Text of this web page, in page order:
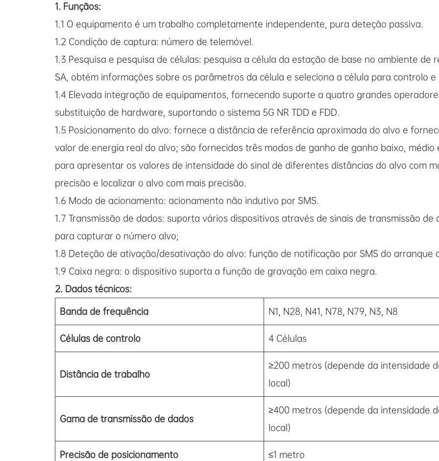
1. Funçãos:
1.1 O equipamento é um trabalho completamente independente, pura deteção passiva.
1.2 Condição de captura: número de telemóvel.
1.3 Pesquisa e pesquisa de células: pesquisa a célula da estação de base no ambiente de
SA, obtém informações sobre os parâmetros da célula e seleciona a célula para controlo e
1.4 Elevada integração de equipamentos, fornecendo suporte a quatro grandes
substituição de hardware, suportando o sistema 5G NR TDD e FDD.
1.5 Posicionamento do alvo: fornece a distância de referência aproximada do alvo e
valor de energia real do alvo; são fornecidos três modos de ganho de ganho baixo, médio
para apresentar os valores de intensidade do sinal de diferentes distâncias do alvo com
precisão e localizar o alvo com mais precisão.
1.6 Modo de acionamento: acionamento não indutivo por SMS.
1.7 Transmissão de dados: suporta vários dispositivos através de sinais de transmissão de
para capturar o número alvo;
1.8 Deteção de ativação/desativação do alvo: função de notificação por SMS do arranque
1.9 Caixa negra: o dispositivo suporta a função de gravação em caixa negra.
2. Dados técnicos:
Banda de frequência
N1, N28, N41, N78, N79, N3, N8
Células de controlo 4 Células
Distância de trabalho
≥200 metros (depende da intensidade
local)
Gama de transmissão de dados
≥400 metros (depende da intensidade
local)
Precisão de posicionamento ≤1 metro